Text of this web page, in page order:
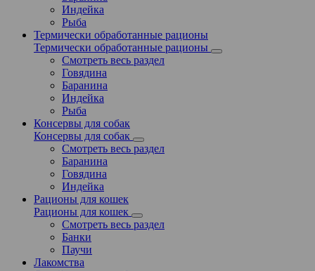
Индейка
Рыба
Термически обработанные рационы
Термически обработанные рационы
Смотреть весь раздел
Говядина
Баранина
Индейка
Рыба
Консервы для собак
Консервы для собак
Смотреть весь раздел
Баранина
Говядина
Индейка
Рационы для кошек
Рационы для кошек
Смотреть весь раздел
Банки
Паучи
Лакомства